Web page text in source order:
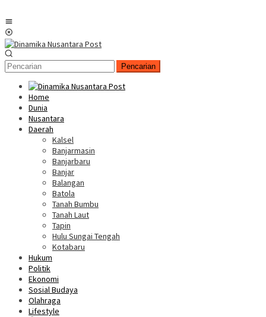
Pencarian
Home
Dunia
Nusantara
Daerah
Kalsel
Banjarmasin
Banjarbaru
Banjar
Balangan
Batola
Tanah Bumbu
Tanah Laut
Tapin
Hulu Sungai Tengah
Kotabaru
Hukum
Politik
Ekonomi
Sosial Budaya
Olahraga
Lifestyle